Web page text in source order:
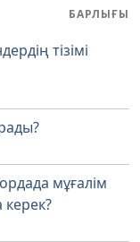
БАРЛЫҒЫ
тізімі
мұғалім